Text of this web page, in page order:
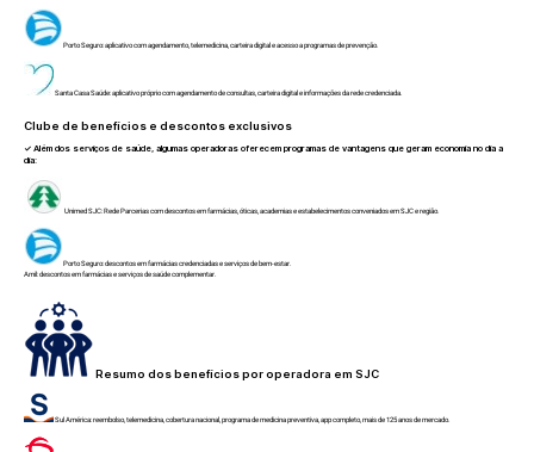
Porto Seguro: aplicativo com agendamento, telemedicina, carteira digital e acesso a programas de prevenção.
Santa Casa Saúde: aplicativo próprio com agendamento de consultas, carteira digital e informações da rede credenciada.
Clube de benefícios e descontos exclusivos
✓ Além dos serviços de saúde, algumas operadoras oferecem programas de vantagens que geram economia no dia a
dia:
Unimed SJC: Rede Parcerias com descontos em farmácias, óticas, academias e estabelecimentos conveniados em SJC e região.
Porto Seguro: descontos em farmácias credenciadas e serviços de bem-estar.
Amil: descontos em farmácias e serviços de saúde complementar.
Resumo dos benefícios por operadora em SJC
Sul América: reembolso, telemedicina, cobertura nacional, programa de medicina preventiva, app completo, mais de 125 anos de mercado.